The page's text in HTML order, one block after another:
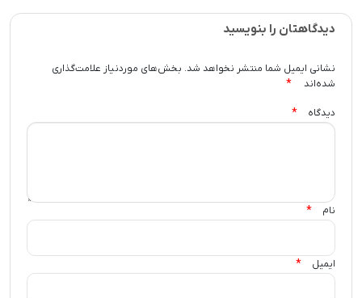
دیدگاهتان را بنویسید
نشانی ایمیل شما منتشر نخواهد شد. بخش‌های موردنیاز علامت‌گذاری
شده‌اند
*
دیدگاه *
نام *
ایمیل *